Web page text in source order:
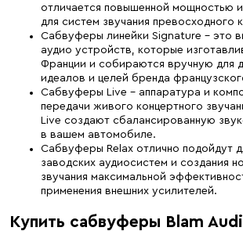
отличается повышенной мощностью
для систем звучания превосходного
Сабвуферы линейки Signature – это
аудио устройств, которые
Франции и собираются вручную для
идеалов и целей бренда
Сабвуферы Live – аппаратура и
передачи живого концертного
Live создают сбалансированную
в вашем автомобиле.
Сабвуферы Relax отлично подойдут
заводских аудиосистем и создания
звучания максимальной
применения внешних усилителей.
Купить сабвуферы Blam